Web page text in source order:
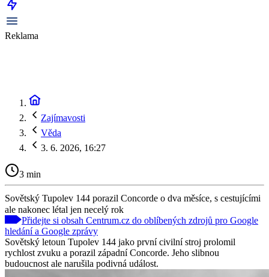
Reklama
Zajímavosti
Věda
3. 6. 2026, 16:27
3 min
Sovětský Tupolev 144 porazil Concorde o dva měsíce, s cestujícími
ale nakonec létal jen necelý rok
Přidejte si obsah Centrum.cz do oblíbených zdrojů pro Google
hledání a Google zprávy
Sovětský letoun Tupolev 144 jako první civilní stroj prolomil
rychlost zvuku a porazil západní Concorde. Jeho slibnou
budoucnost ale narušila podivná událost.